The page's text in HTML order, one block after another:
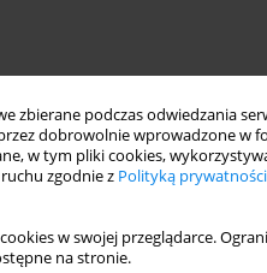
zbierane podczas odwiedzania
dobrowolnie wprowadzone w
w tym pliki cookies,
zgodnie z Polityką prywatności
w swojej przeglądarce.
na stronie.